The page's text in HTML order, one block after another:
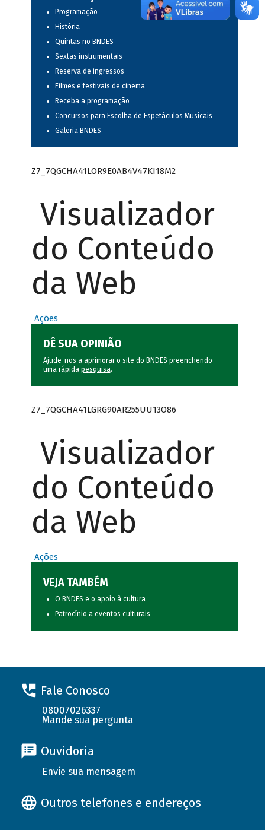
Programação
História
Quintas no BNDES
Sextas instrumentais
Reserva de ingressos
Filmes e festivais de cinema
Receba a programação
Concursos para Escolha de Espetáculos Musicais
Galeria BNDES
Z7_7QGCHA41LOR9E0AB4V47KI18M2
Visualizador
do Conteúdo
da Web
Ações
DÊ SUA OPINIÃO
Ajude-nos a aprimorar o site do BNDES preenchendo
uma rápida pesquisa.
Z7_7QGCHA41LGRG90AR255UU13O86
Visualizador
do Conteúdo
da Web
Ações
VEJA TAMBÉM
O BNDES e o apoio à cultura
Patrocínio a eventos culturais
Fale Conosco
08007026337
Mande sua pergunta
Ouvidoria
Envie sua mensagem
Outros telefones e endereços